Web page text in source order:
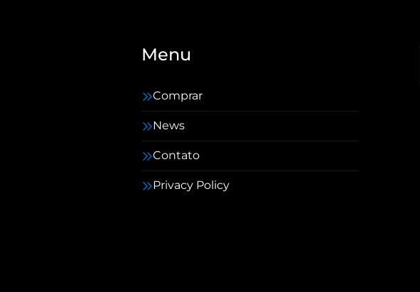
Menu
Comprar
News
Contato
Privacy Policy